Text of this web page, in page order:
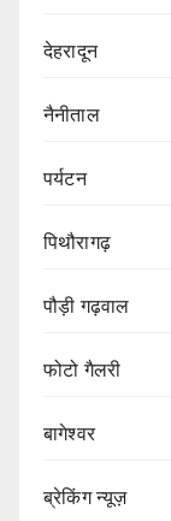
देहरादून
नैनीताल
पर्यटन
पिथौरागढ़
पौड़ी गढ़वाल
फोटो गैलरी
बागेश्वर
ब्रेकिंग न्यूज़